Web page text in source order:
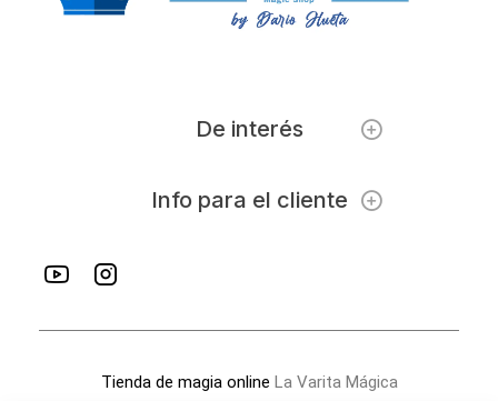
De interés
Info para el cliente
Tienda de magia online La Varita Mágica